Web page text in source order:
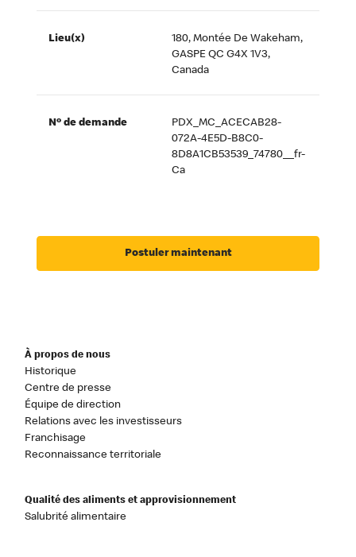
Lieu(x)
180, Montée De Wakeham,
GASPE QC G4X 1V3,
Canada
Nº de demande
PDX_MC_ACECAB28-
072A-4E5D-B8C0-
8D8A1CB53539_74780__fr-
Ca
Postuler maintenant
À propos de nous
Historique
Centre de presse
Équipe de direction
Relations avec les investisseurs
Franchisage
Reconnaissance territoriale
Qualité des aliments et approvisionnement
Salubrité alimentaire